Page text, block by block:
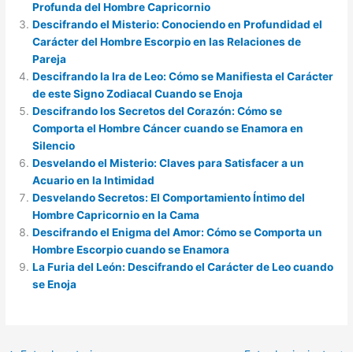
Profunda del Hombre Capricornio
Descifrando el Misterio: Conociendo en Profundidad el
Carácter del Hombre Escorpio en las Relaciones de
Pareja
Descifrando la Ira de Leo: Cómo se Manifiesta el Carácter
de este Signo Zodiacal Cuando se Enoja
Descifrando los Secretos del Corazón: Cómo se
Comporta el Hombre Cáncer cuando se Enamora en
Silencio
Desvelando el Misterio: Claves para Satisfacer a un
Acuario en la Intimidad
Desvelando Secretos: El Comportamiento Íntimo del
Hombre Capricornio en la Cama
Descifrando el Enigma del Amor: Cómo se Comporta un
Hombre Escorpio cuando se Enamora
La Furia del León: Descifrando el Carácter de Leo cuando
se Enoja